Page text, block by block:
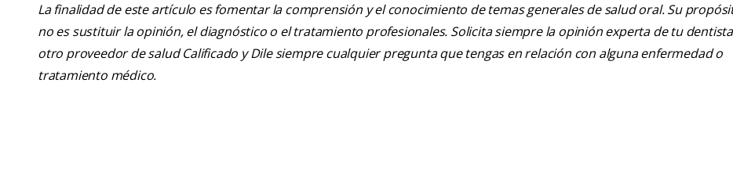
La finalidad de este artículo es fomentar la comprensión y el conocimiento de temas generales de salud oral. Su
no es sustituir la opinión, el diagnóstico o el tratamiento profesionales. Solicita siempre la opinión experta de tu
otro proveedor de salud Calificado y Dile siempre cualquier pregunta que tengas en relación con alguna enfermedad o
tratamiento médico.